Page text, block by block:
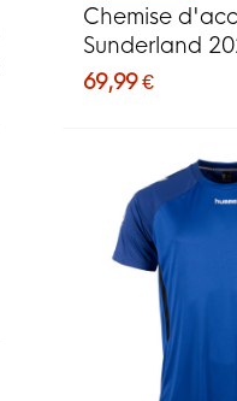
Chemise
Sunderland
69,99 €